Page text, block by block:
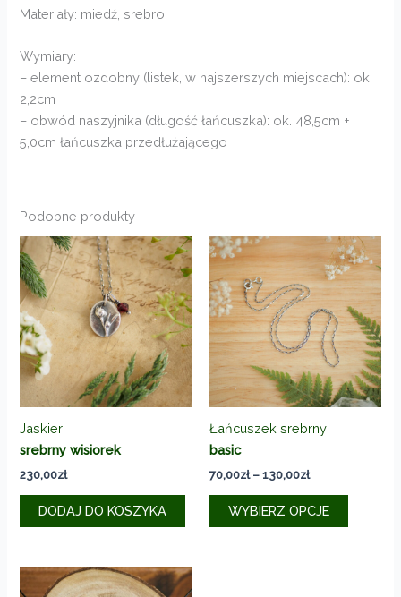
Materiały: miedź, srebro;
Wymiary:
– element ozdobny (listek, w najszerszych miejscach): ok.
2,2cm
– obwód naszyjnika (długość łańcuszka): ok. 48,5cm +
5,0cm łańcuszka przedłużającego
Podobne produkty
Jaskier
srebrny wisiorek
230,00zł
DODAJ DO KOSZYKA
Łańcuszek srebrny
basic
70,00zł – 130,00złZakres
od
70,00zł
WYBIERZ OPCJE
Ten